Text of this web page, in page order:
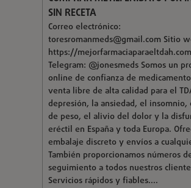
SIN RECETA
Correo electrónico:
toresromanmeds@gmail.com Sitio
https://
Telegram: @jonesmeds Somos un
online de confianza de
venta libre de alta calidad para el
depresión, la ansiedad, el insomnio,
de peso, el alivio del dolor y la
eréctil en España y toda Europa.
embalaje discreto y envíos a
También proporcionamos números
seguimiento a todos nuestros
Servicios rápidos y fiables....